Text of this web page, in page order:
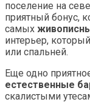
поселение на
приятный бонус,
самых
интерьер,
или спальней.
Еще одно
естественные
скалистыми